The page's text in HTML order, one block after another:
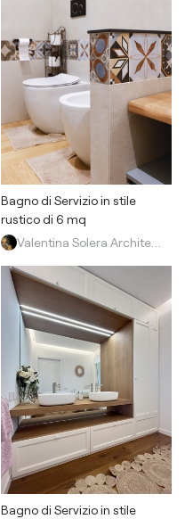
Bagno di Servizio in stile
rustico di 6 mq
Bagno di Servizio in stile